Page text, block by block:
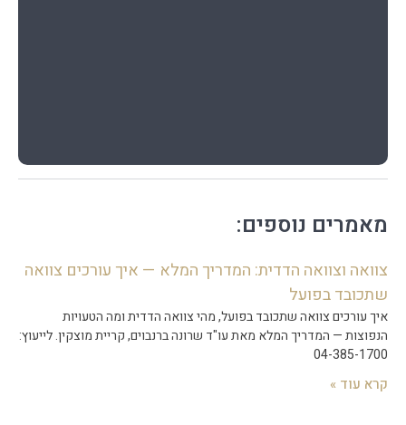
מאמרים נוספים:
צוואה וצוואה הדדית: המדריך המלא — איך עורכים צוואה
שתכובד בפועל
איך עורכים צוואה שתכובד בפועל, מהי צוואה הדדית ומה הטעויות
הנפוצות — המדריך המלא מאת עו"ד שרונה ברנבוים, קריית מוצקין. לייעוץ:
04-385-1700
קרא עוד »